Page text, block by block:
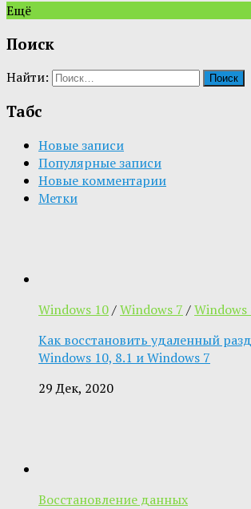
Ещё
Поиск
Найти:
Табс
Новые записи
Популярные записи
Новые комментарии
Метки
Windows 10/Windows 7 /Windows
Как восстановить удаленный
Windows 10, 8.1 и Windows 7
29 Дек, 2020
Восстановление данных